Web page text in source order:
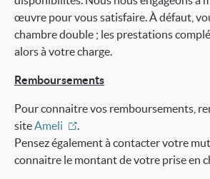
œuvre pour vous satisfaire. À défaut,
chambre double ; les prestations
alors à votre charge.
Remboursements
Pour connaitre vos remboursements,
siteAmeli
.
Pensez également à contacter votre
connaitre le montant de votre prise en